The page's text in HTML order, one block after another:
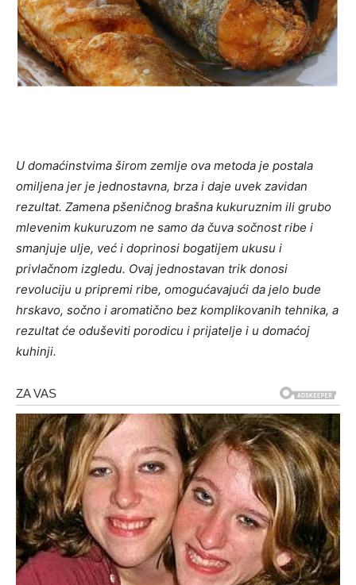
U domaćinstvima širom zemlje ova metoda je postala
omiljena jer je jednostavna, brza i daje uvek zavidan
rezultat. Zamena pšeničnog brašna kukuruznim ili grubo
mlevenim kukuruzom ne samo da čuva sočnost ribe i
smanjuje ulje, već i doprinosi bogatijem ukusu i
privlačnom izgledu. Ovaj jednostavan trik donosi
revoluciju u pripremi ribe, omogućavajući da jelo bude
hrskavo, sočno i aromatično bez komplikovanih tehnika, a
rezultat će oduševiti porodicu i prijatelje i u domaćoj
kuhinji.